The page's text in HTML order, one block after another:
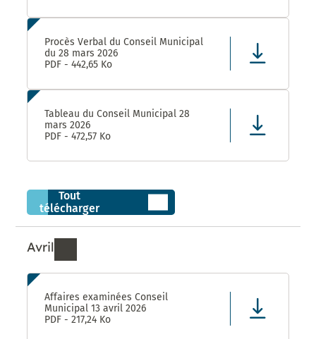
Procès Verbal du Conseil Municipal
du 28 mars 2026
PDF - 442,65 Ko
Tableau du Conseil Municipal 28
mars 2026
PDF - 472,57 Ko
Tout
télécharger
Avril
Ressources de Avril 2026
Affaires examinées Conseil
Municipal 13 avril 2026
PDF - 217,24 Ko